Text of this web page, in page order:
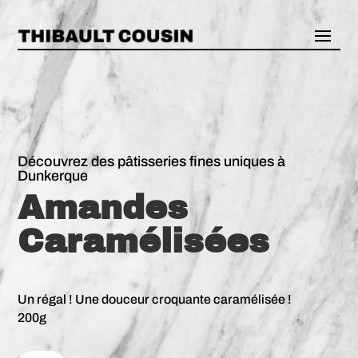
Découvrez des pâtisseries fines uniques à
Dunkerque
Amandes
Caramélisées
Un régal ! Une douceur croquante caramélisée !
200g